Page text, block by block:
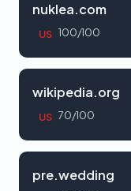
nuklea.com
US 100/100
wikipedia.org
US 70/100
pre.wedding